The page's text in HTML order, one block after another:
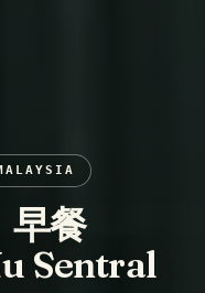
早餐
Sentral